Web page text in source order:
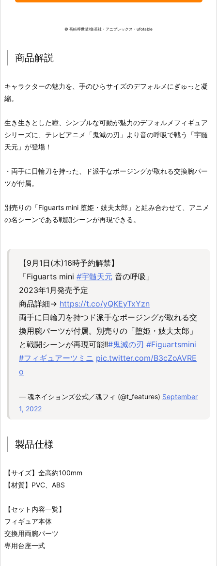
© 吾峠呼世晴/集英社・アニプレックス・ufotable
商品解説
キャラクターの魅力を、手のひらサイズのデフォルメにぎゅっと凝
縮。
生き生きとした瞳、シンプルな可動が魅力のデフォルメフィギュア
シリーズに、テレビアニメ「鬼滅の刃」より音の呼吸で戦う「宇髄
天元」が登場！
・両手に日輪刀を持った、ド派手なポージングが取れる交換腕パー
ツが付属。
別売りの「Figuarts mini 堕姫・妓夫太郎」と組み合わせて、アニメ
の名シーンである戦闘シーンが再現できる。
【9月1日(木)16時予約解禁】
「Figuarts mini #宇髄天元 音の呼吸」
2023年1月発売予定
商品詳細→ https://t.co/yQKEyTxYzn
両手に日輪刀を持つド派手なポージングが取れる交
換用腕パーツが付属。別売りの「堕姫・妓夫太郎」
と戦闘シーンが再現可能!!#鬼滅の刃 #Figuartsmini
#フィギュアーツミニ pic.twitter.com/B3cZoAVRE
o
— 魂ネイションズ公式／魂フィ (@t_features) September
1, 2022
製品仕様
【サイズ】全高約100mm
【材質】PVC、ABS
【セット内容一覧】
フィギュア本体
交換用両腕パーツ
専用台座一式